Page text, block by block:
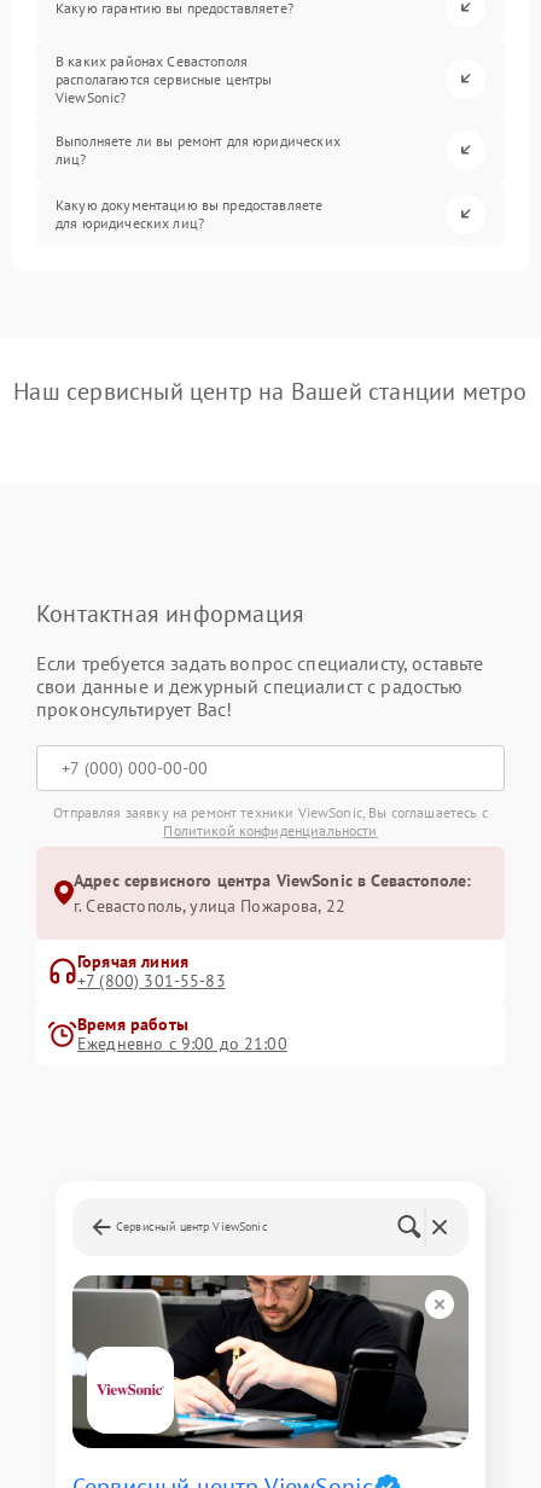
Какую гарантию вы предоставляете?
В каких районах Севастополя
располагаются сервисные центры
ViewSonic?
Выполняете ли вы ремонт для юридических
лиц?
Какую документацию вы предоставляете
для юридических лиц?
Наш сервисный центр на Вашей станции метро
Контактная информация
Если требуется задать вопрос специалисту, оставьте
свои данные и дежурный специалист с радостью
проконсультирует Вас!
Отправляя заявку на ремонт техники ViewSonic, Вы соглашаетесь с
Политикой конфиденциальности
Адрес сервисного центра ViewSonic в Севастополе:
г. Севастополь, улица Пожарова, 22
Горячая линия
+7 (800) 301-55-83
Время работы
Ежедневно с 9:00 до 21:00
Сервисный центр ViewSonic